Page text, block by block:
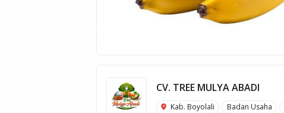
CV. TREE MULYA ABADI
Kab. Boyolali Badan Usaha